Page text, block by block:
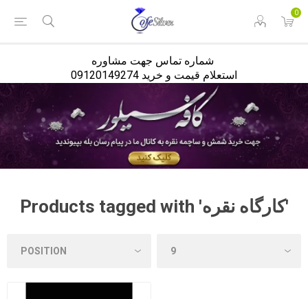
0
استعلام قیمت و خرید 09120149274
Products tagged with 'کارگاه نقره'